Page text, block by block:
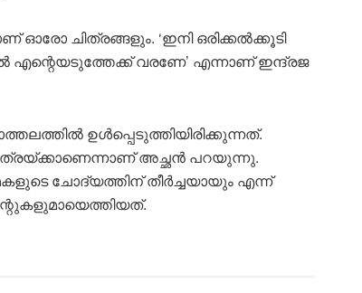
ചിത്രങ്ങളും. ‘ഇനി ഒരിക്കൽക്കൂടി
എന്റെയടുത്തേക്ക് വരണേ’ എന്നാണ് ഇന്ദ്രജ
ഉൾപ്പെടുത്തിയിരിക്കുന്നത്.
അച്ഛൻ പറയുന്നു.
ചോദ്യത്തിന് തീർച്ചയായും എന്ന്